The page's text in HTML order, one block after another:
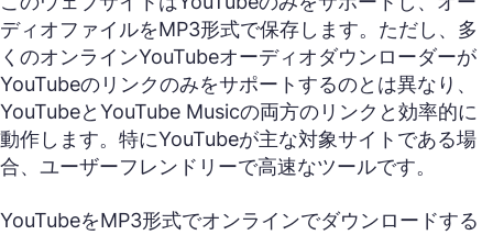
ディオファイルをMP3形式で保存します。ただし、多
くのオンラインYouTubeオーディオダウンローダーが
YouTubeのリンクのみをサポートするのとは異なり、
YouTubeとYouTube Musicの両方のリンクと効率的に
動作します。特にYouTubeが主な対象サイトである場
合、ユーザーフレンドリーで高速なツールです。
YouTubeをMP3形式でオンラインでダウンロードする